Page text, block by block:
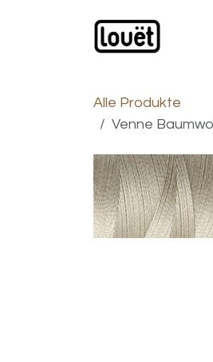
Alle Produkte
Venne